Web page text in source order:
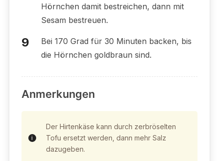
Hörnchen damit bestreichen, dann mit
Sesam bestreuen.
Bei 170 Grad für 30 Minuten backen, bis
die Hörnchen goldbraun sind.
Anmerkungen
Der Hirtenkäse kann durch zerbröselten
Tofu ersetzt werden, dann mehr Salz
dazugeben.